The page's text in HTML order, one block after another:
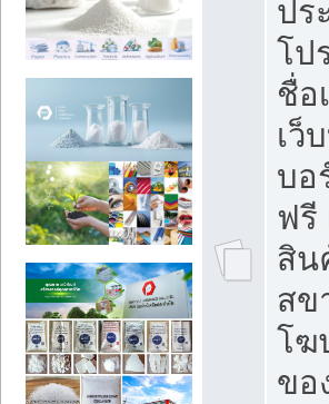
ปร
โป
ชื่อ
เว็
บอ
ฟรี
สิน
สข
โฆ
ขอ